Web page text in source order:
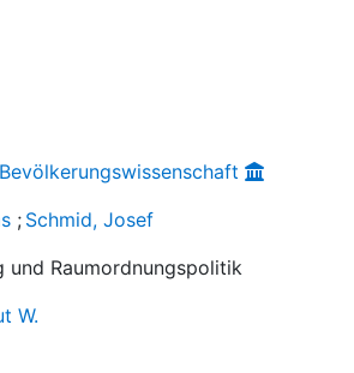
; Schmid, Josef
und Raumordnungspolitik
W.